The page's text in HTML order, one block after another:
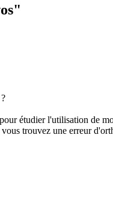
étudier l'utilisation de
trouvez une erreur